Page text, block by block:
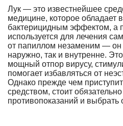
Лук — это известнейшее
медицине, которое
бактерицидным эффектом, а
используется для лечения
от папиллом незаменим — он
наружно, так и внутренне.
мощный отпор вирусу,
помогает избавляться от
Однако прежде чем
средством, стоит
противопоказаний и выбрать